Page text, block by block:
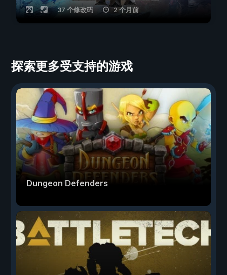
37 个修改码 2 个月前
探索更多受支持的游戏
Dungeon Defenders